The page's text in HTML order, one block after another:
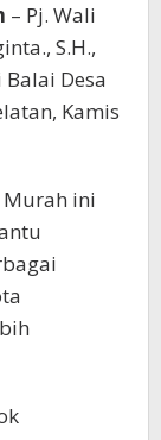
– Pj. Wali
S.H.,
Desa
Kamis
Murah ini